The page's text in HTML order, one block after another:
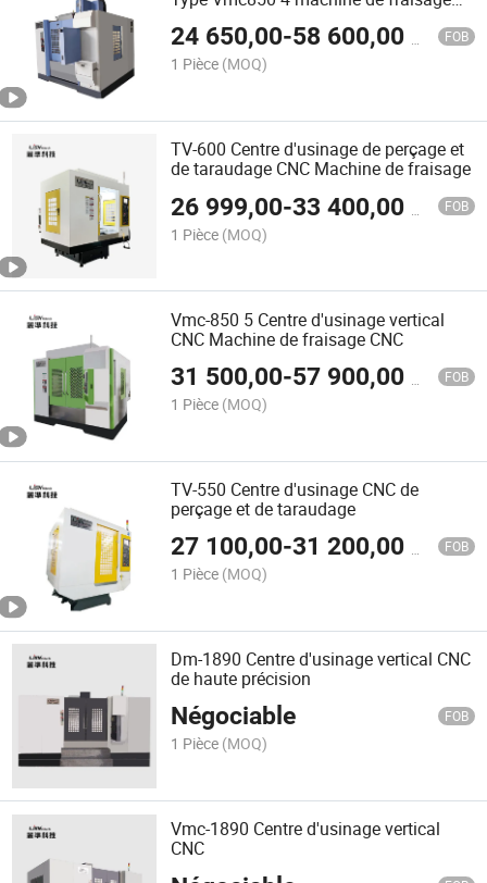
24 650,00-58 600,00 FOB
1 Pièce (MOQ)
TV-600 Centre d'usinage de perçage et
de taraudage CNC Machine de fraisage
26 999,00-33 400,00 FOB
1 Pièce (MOQ)
Vmc-850 5 Centre d'usinage vertical
CNC Machine de fraisage CNC
31 500,00-57 900,00 FOB
1 Pièce (MOQ)
TV-550 Centre d'usinage CNC de
perçage et de taraudage
27 100,00-31 200,00 FOB
1 Pièce (MOQ)
Dm-1890 Centre d'usinage vertical CNC
de haute précision
Négociable FOB
1 Pièce (MOQ)
Vmc-1890 Centre d'usinage vertical
CNC